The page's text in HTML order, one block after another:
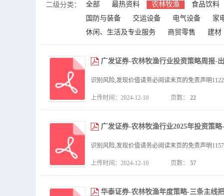
二级分类：
全部 最热资料 农林牧渔 食品饮料
国防与装备
交运设备 电气设备 家
休闲、生活及专业服务
商贸零售 建材
广发证券-农林牧渔行业投资策略周报-
上传时间：2024-12-10 页数： 22
广发证券-农林牧渔行业2025年投资策
上传时间：2024-12-10 页数： 57
华泰证券-农林牧渔年度策略-三条主线